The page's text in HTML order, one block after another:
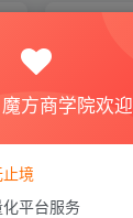
方商学院欢
境
平台服务